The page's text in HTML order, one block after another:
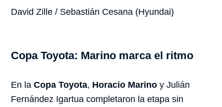
David Zille / Sebastián Cesana (Hyundai)
Copa Toyota: Marino marca el ritmo
En laCopa Toyota, Horacio Marino y Julián
Fernández Igartua completaron la etapa sin